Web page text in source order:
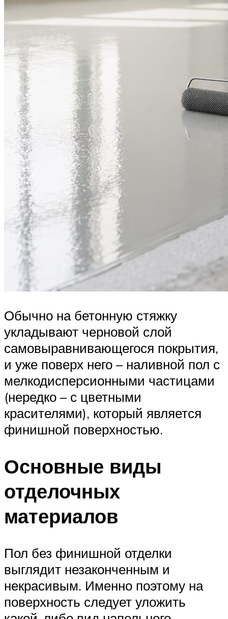
Обычно на бетонную стяжку
укладывают черновой слой
самовыравнивающегося покрытия,
и уже поверх него – наливной пол с
мелкодисперсионными частицами
(нередко – с цветными
красителями), который является
финишной поверхностью.
Основные виды
отделочных
материалов
Пол без финишной отделки
выглядит незаконченным и
некрасивым. Именно поэтому на
поверхность следует уложить